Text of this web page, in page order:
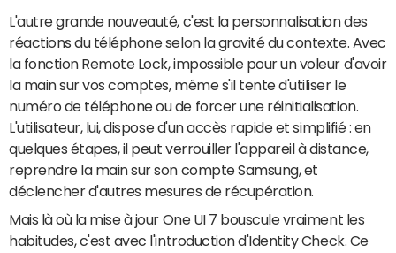
L'autre grande nouveauté, c'est la personnalisation des
réactions du téléphone selon la gravité du contexte. Avec
la fonction Remote Lock, impossible pour un voleur d'avoir
la main sur vos comptes, même s'il tente d'utiliser le
numéro de téléphone ou de forcer une réinitialisation.
L'utilisateur, lui, dispose d'un accès rapide et simplifié : en
quelques étapes, il peut verrouiller l'appareil à distance,
reprendre la main sur son compte Samsung, et
déclencher d'autres mesures de récupération.
Mais là où la mise à jour One UI 7 bouscule vraiment les
habitudes, c'est avec l'introduction d'Identity Check. Ce